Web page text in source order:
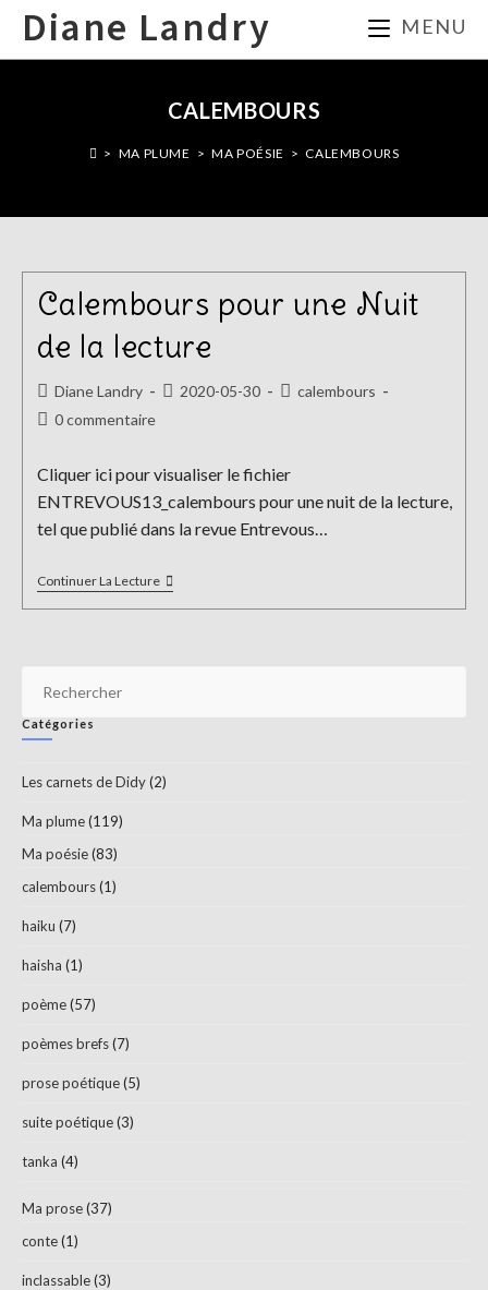
SkipDiane Landry MENU
CALEMBOURS
> MA PLUME > MA POÉSIE > CALEMBOURS
Calembours pour une Nuit
de la lecture
Auteur/autrice
de
Diane Landry
Publication
2020-05-30
Postcalembours
Commentaires
publication :
0 commentaire
Cliquer ici pour visualiser le fichier
ENTREVOUS13_calembours pour une nuit de la lecture,
tel que publié dans la revue Entrevous…
Continuer La LectureCalembours
Pour
Une
Catégories
Les carnets de Didy(2)
Ma plume(119)
Ma poésie(83)
calembours(1)
haiku (7)
haisha (1)
poème(57)
poèmes brefs(7)
prose poétique(5)
suite poétique(3)
tanka (4)
Ma prose(37)
conte(1)
inclassable(3)